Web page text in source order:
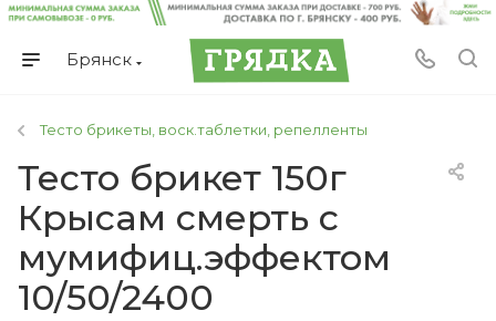
Брянск
Тесто брикеты, воск.таблетки, репелленты
Тесто брикет 150г
Крысам смерть с
мумифиц.эффектом
10/50/2400